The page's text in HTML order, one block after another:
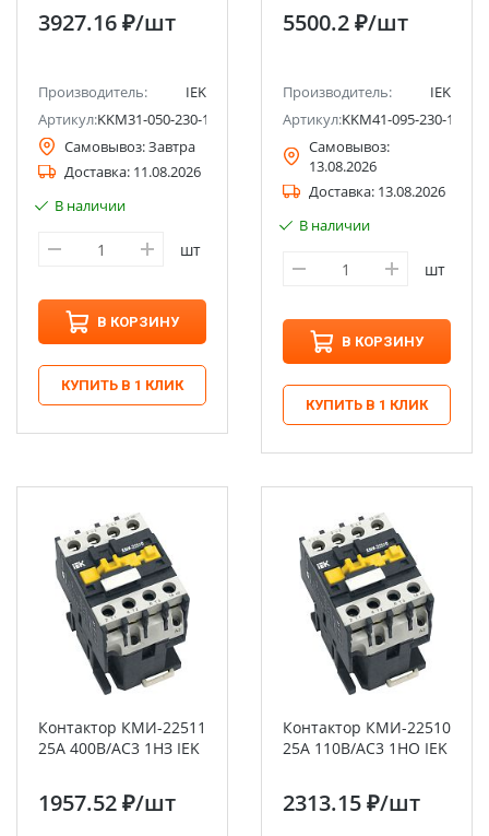
3927.16 ₽/шт
Производитель:
IEK
Артикул:KKM31-050-230-11
Самовывоз:Завтра
Доставка: 11.08.2026
В наличии
шт
В КОРЗИНУ
КУПИТЬ В 1 КЛИК
5500.2 ₽/шт
Производитель:
IEK
Артикул:KKM41-095-230-11
Самовывоз:
13.08.2026
Доставка: 13.08.2026
В наличии
шт
В КОРЗИНУ
КУПИТЬ В 1 КЛИК
Контактор КМИ-22511
25А 400В/АС3 1НЗ IEK
1957.52 ₽/шт
Контактор КМИ-22510
25А 110В/АС3 1НО IEK
2313.15 ₽/шт